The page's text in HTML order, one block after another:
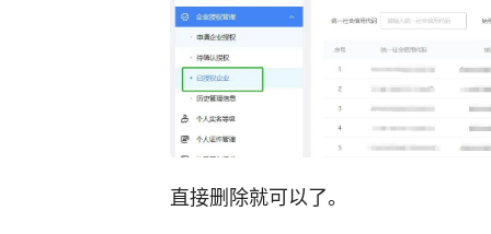
直接删除就可以了。